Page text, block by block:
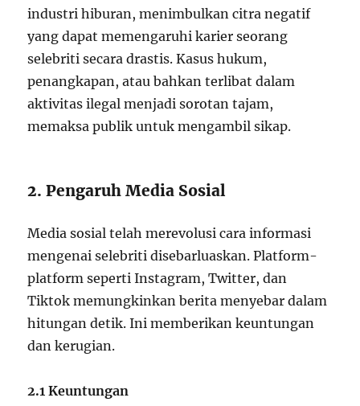
industri hiburan, menimbulkan citra negatif
yang dapat memengaruhi karier seorang
selebriti secara drastis. Kasus hukum,
penangkapan, atau bahkan terlibat dalam
aktivitas ilegal menjadi sorotan tajam,
memaksa publik untuk mengambil sikap.
2. Pengaruh Media Sosial
Media sosial telah merevolusi cara informasi
mengenai selebriti disebarluaskan. Platform-
platform seperti Instagram, Twitter, dan
Tiktok memungkinkan berita menyebar dalam
hitungan detik. Ini memberikan keuntungan
dan kerugian.
2.1 Keuntungan